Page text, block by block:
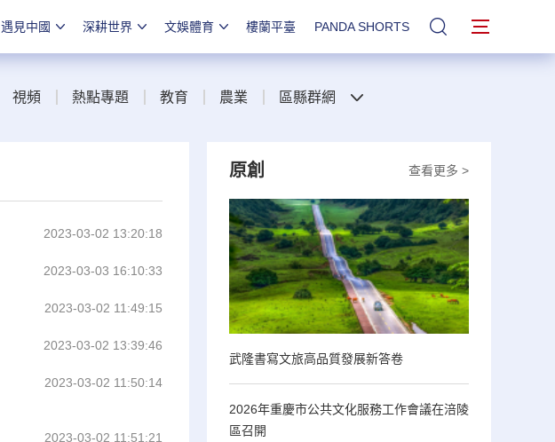
遇見中國 深耕世界 文娛體育 樓蘭平臺 PANDA SHORTS 站內搜索
視頻 熱點專題 教育 農業 區縣群網
2023-03-02 13:20:18
2023-03-03 16:10:33
2023-03-02 11:49:15
2023-03-02 13:39:46
2023-03-02 11:50:14
2023-03-02 11:51:21
查看更多 >
原創
武隆書寫文旅高品質發展新答卷
2026年重慶市公共文化服務工作會議在涪陵
區召開